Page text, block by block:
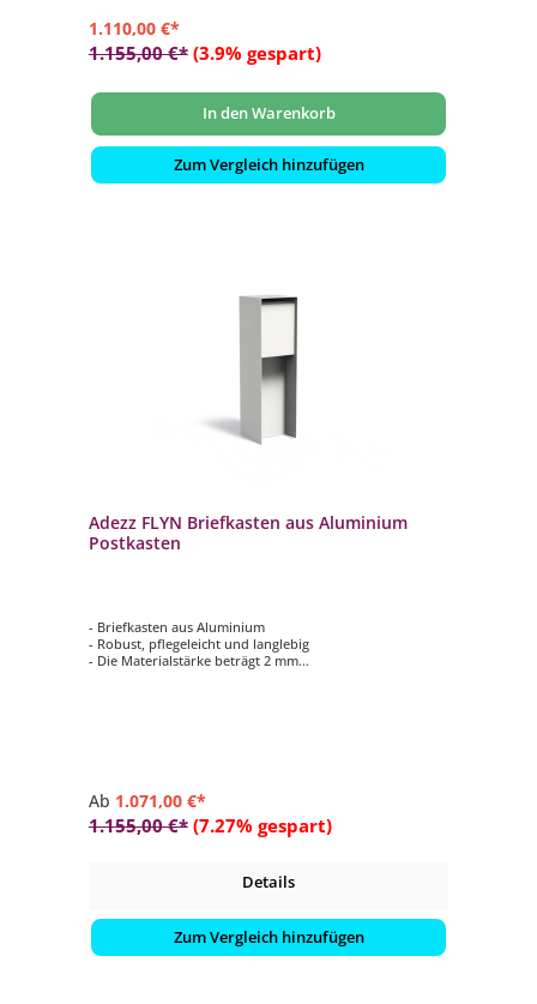
1.110,00 €*
1.155,00 €* (3.9% gespart)
In den Warenkorb
Zum Vergleich hinzufügen
Adezz FLYN Briefkasten aus Aluminium
Postkasten
- Briefkasten aus Aluminium
- Robust, pflegeleicht und langlebig
- Die Materialstärke beträgt 2 mm
Ab 1.071,00 €*
1.155,00 €* (7.27% gespart)
Details
Zum Vergleich hinzufügen